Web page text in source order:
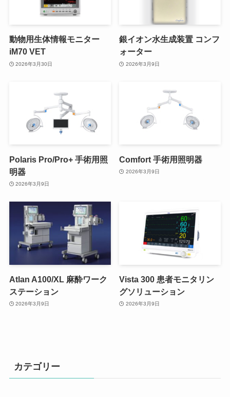
動物用生体情報モニター
iM70 VET
2026年3月30日
銀イオン水生成装置 コンフ
ォーター
2026年3月9日
Polaris Pro/Pro+ 手術用照
明器
2026年3月9日
Comfort 手術用照明器
2026年3月9日
Atlan A100/XL 麻酔ワーク
ステーション
2026年3月9日
Vista 300 患者モニタリン
グソリューション
2026年3月9日
カテゴリー